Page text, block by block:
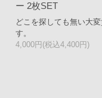
ー 2枚SET
どこを探しても無い大
す。
4,000円(税込4,400円)